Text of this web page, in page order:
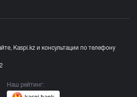
Kaspi.kz и консультации по телефону
Наш рейтинг: